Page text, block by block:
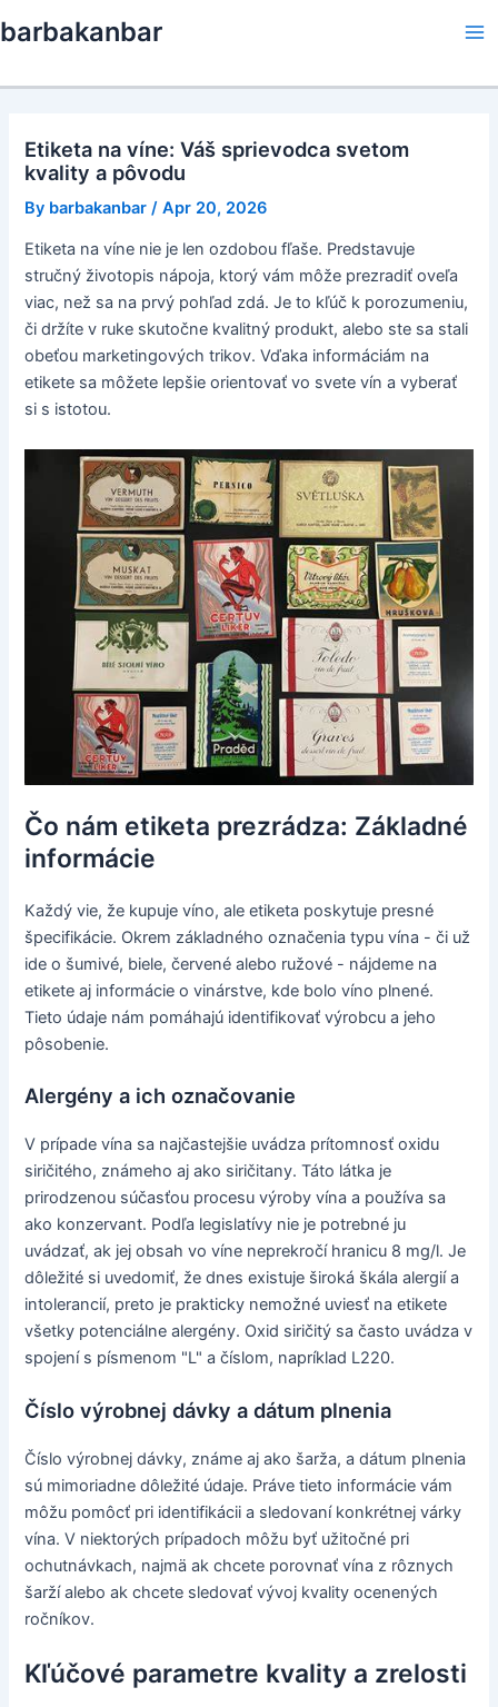
to
barbakanbar
Etiketa na víne: Váš sprievodca svetom
kvality a pôvodu
By barbakanbar /Apr 20, 2026
Etiketa na víne nie je len ozdobou fľaše. Predstavuje
stručný životopis nápoja, ktorý vám môže prezradiť oveľa
viac, než sa na prvý pohľad zdá. Je to kľúč k porozumeniu,
či držíte v ruke skutočne kvalitný produkt, alebo ste sa stali
obeťou marketingových trikov. Vďaka informáciám na
etikete sa môžete lepšie orientovať vo svete vín a vyberať
si s istotou.
Čo nám etiketa prezrádza: Základné
informácie
Každý vie, že kupuje víno, ale etiketa poskytuje presné
špecifikácie. Okrem základného označenia typu vína - či už
ide o šumivé, biele, červené alebo ružové - nájdeme na
etikete aj informácie o vinárstve, kde bolo víno plnené.
Tieto údaje nám pomáhajú identifikovať výrobcu a jeho
pôsobenie.
Alergény a ich označovanie
V prípade vína sa najčastejšie uvádza prítomnosť oxidu
siričitého, známeho aj ako siričitany. Táto látka je
prirodzenou súčasťou procesu výroby vína a používa sa
ako konzervant. Podľa legislatívy nie je potrebné ju
uvádzať, ak jej obsah vo víne neprekročí hranicu 8 mg/l. Je
dôležité si uvedomiť, že dnes existuje široká škála alergií a
intolerancií, preto je prakticky nemožné uviesť na etikete
všetky potenciálne alergény. Oxid siričitý sa často uvádza v
spojení s písmenom "L" a číslom, napríklad L220.
Číslo výrobnej dávky a dátum plnenia
Číslo výrobnej dávky, známe aj ako šarža, a dátum plnenia
sú mimoriadne dôležité údaje. Práve tieto informácie vám
môžu pomôcť pri identifikácii a sledovaní konkrétnej várky
vína. V niektorých prípadoch môžu byť užitočné pri
ochutnávkach, najmä ak chcete porovnať vína z rôznych
šarží alebo ak chcete sledovať vývoj kvality ocenených
ročníkov.
Kľúčové parametre kvality a zrelosti